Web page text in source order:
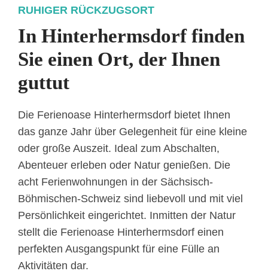
RUHIGER RÜCKZUGSORT
In Hinterhermsdorf finden
Sie einen Ort, der Ihnen
guttut
Die Ferienoase Hinterhermsdorf bietet Ihnen
das ganze Jahr über Gelegenheit für eine kleine
oder große Auszeit. Ideal zum Abschalten,
Abenteuer erleben oder Natur genießen. Die
acht Ferienwohnungen in der Sächsisch-
Böhmischen-Schweiz sind liebevoll und mit viel
Persönlichkeit eingerichtet. Inmitten der Natur
stellt die Ferienoase Hinterhermsdorf einen
perfekten Ausgangspunkt für eine Fülle an
Aktivitäten dar.